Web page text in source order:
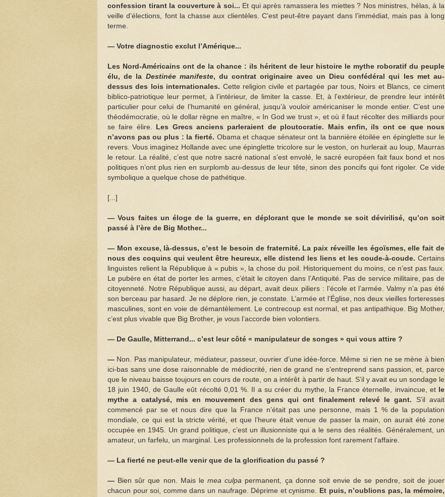
confession tirant la couverture à soi... Et qui après ramassera les miettes ? Nos ministres, hélas, à la
veille d’élections, font la chasse aux clientèles. C’est peut-être payant dans l’immédiat, mais pas à long
terme.
— Votre diagnostic exclut l’Amérique...
Les Nord-Américains ont de la chance : ils héritent de leur histoire le mythe roboratif du peuple
élu, de la Destinée manifeste, du contrat originaire avec un Dieu confédéral qui les met au-
dessus des lois internationales. Cette religion civile et partagée par tous, Noirs et Blancs, ce ciment
biblico-patriotique leur permet, à l’intérieur, de limiter la casse. Et, à l’extérieur, de prendre leur intérêt
particulier pour celui de l’humanité en général, jusqu’à vouloir américaniser le monde entier. C’est une
théodémocratie, où le dollar règne en maître, « In God we trust », et où il faut récolter des milliards pour
se faire élire.
Les Grecs anciens parleraient de ploutocratie. Mais enfin, ils ont ce que nous
n’avons pas ou plus : la fierté. Obama et chaque sénateur ont la bannière étoilée en épinglette sur le
revers. Vous imaginez Hollande avec une épinglette tricolore sur le veston, on hurlerait au loup, Maurras
le retour. La réalité, c’est que notre sacré national s’est envolé, le sacré européen fait faux bond et nos
politiques n’ont plus rien en surplomb au-dessus de leur tête, sinon des poncifs qui font rigoler. Ce vide
symbolique a quelque chose de pathétique.
[...]
— Vous faites un éloge de la guerre, en déplorant que le monde se soit dévirilisé, qu’on soit
passé à l’ère de Big Mother...
— Mon excuse, là-dessus, c’est le besoin de fraternité. La paix réveille les égoïsmes, elle fait de
nous des coquins qui veulent être heureux, elle distend les liens et les coude-à-coude. Certains
linguistes relient la République à « pubis », la chose du poil. Historiquement du moins, ce n’est pas faux.
Le pubère en état de porter les armes, c’était le citoyen dans l’Antiquité. Pas de service militaire, pas de
citoyenneté. Notre République aussi, au départ, avait deux piliers : l’école et l’armée. Valmy n’a pas été
son berceau par hasard. Je ne déplore rien, je constate. L’armée et l’Église, nos deux vieilles forteresses
masculines, sont en voie de démantèlement. Le contrecoup est normal, et pas antipathique. Big Mother,
c’est plus vivable que Big Brother, je vous l’accorde bien volontiers.
— De Gaulle, Mitterrand... c’est leur côté « manipulateur de songes » qui vous attire ?
— Non. Pas manipulateur, médiateur, passeur, ouvrier d’une idée-force. Même si rien ne se mène à bien
ici-bas sans une dose raisonnable de médiocrité, rien de grand ne s’entreprend sans passion, et, parce
que le niveau baisse toujours en cours de route, on a intérêt à partir de haut. S’il y avait eu un sondage le
18 juin 1940, de Gaulle eût récolté 0,01 %. Il a su créer du mythe, la France éternelle, invaincue, et le
mythe a catalysé, mis en mouvement des gens qui ont finalement relevé le gant. S’il avait
commencé par se et nous dire que la France n’était pas une personne, mais 1 % de la population
mondiale, ce qui est la stricte vérité, et que l’heure était venue de passer la main, on aurait été zone
occupée en 1945. Un grand politique, c’est un illusionniste qui a le sens des réalités. Généralement, un
amateur, un farfelu, un marginal. Les professionnels de la profession font rarement l’affaire.
— La fierté ne peut-elle venir que de la glorification du passé ?
— Bien sûr que non. Mais lemea culpa permanent, ça donne soit envie de se pendre, soit de jouer
chacun pour soi, comme dans un naufrage. Déprime et cynisme.
Et puis, n’oublions pas, la mémoire,